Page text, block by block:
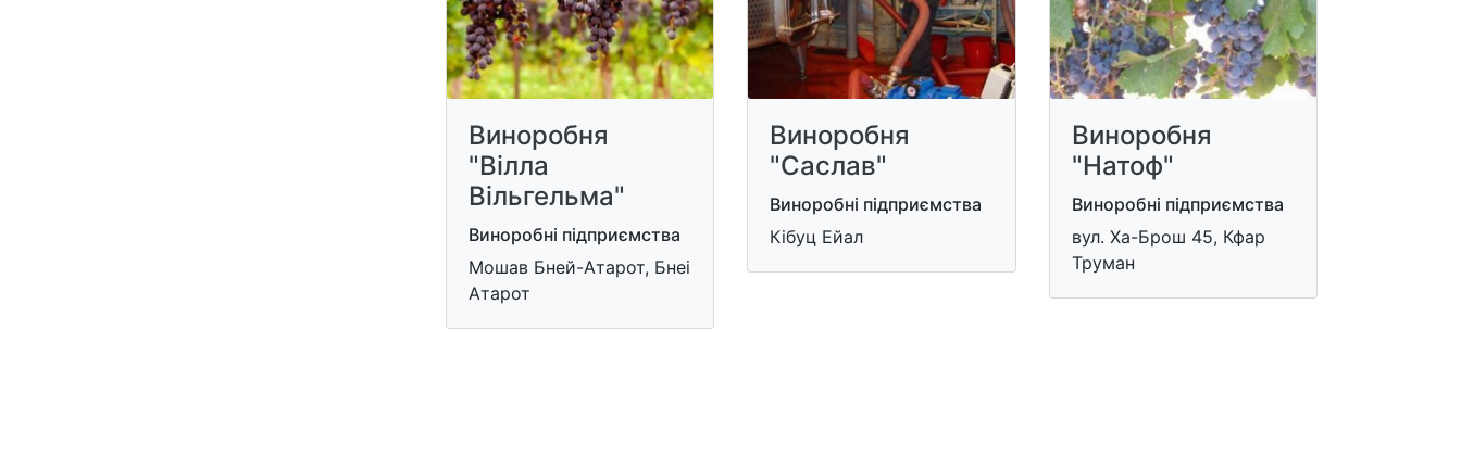
Виноробня
"Вілла
Вільгельма"
Виноробні підприємства
Мошав Бней-Атарот, Бнеі
Атарот
Виноробня
"Саслав"
Виноробні підприємства
Кібуц Ейал
Виноробня
"Натоф"
Виноробні підприємства
вул. Ха-Брош 45, Кфар
Труман